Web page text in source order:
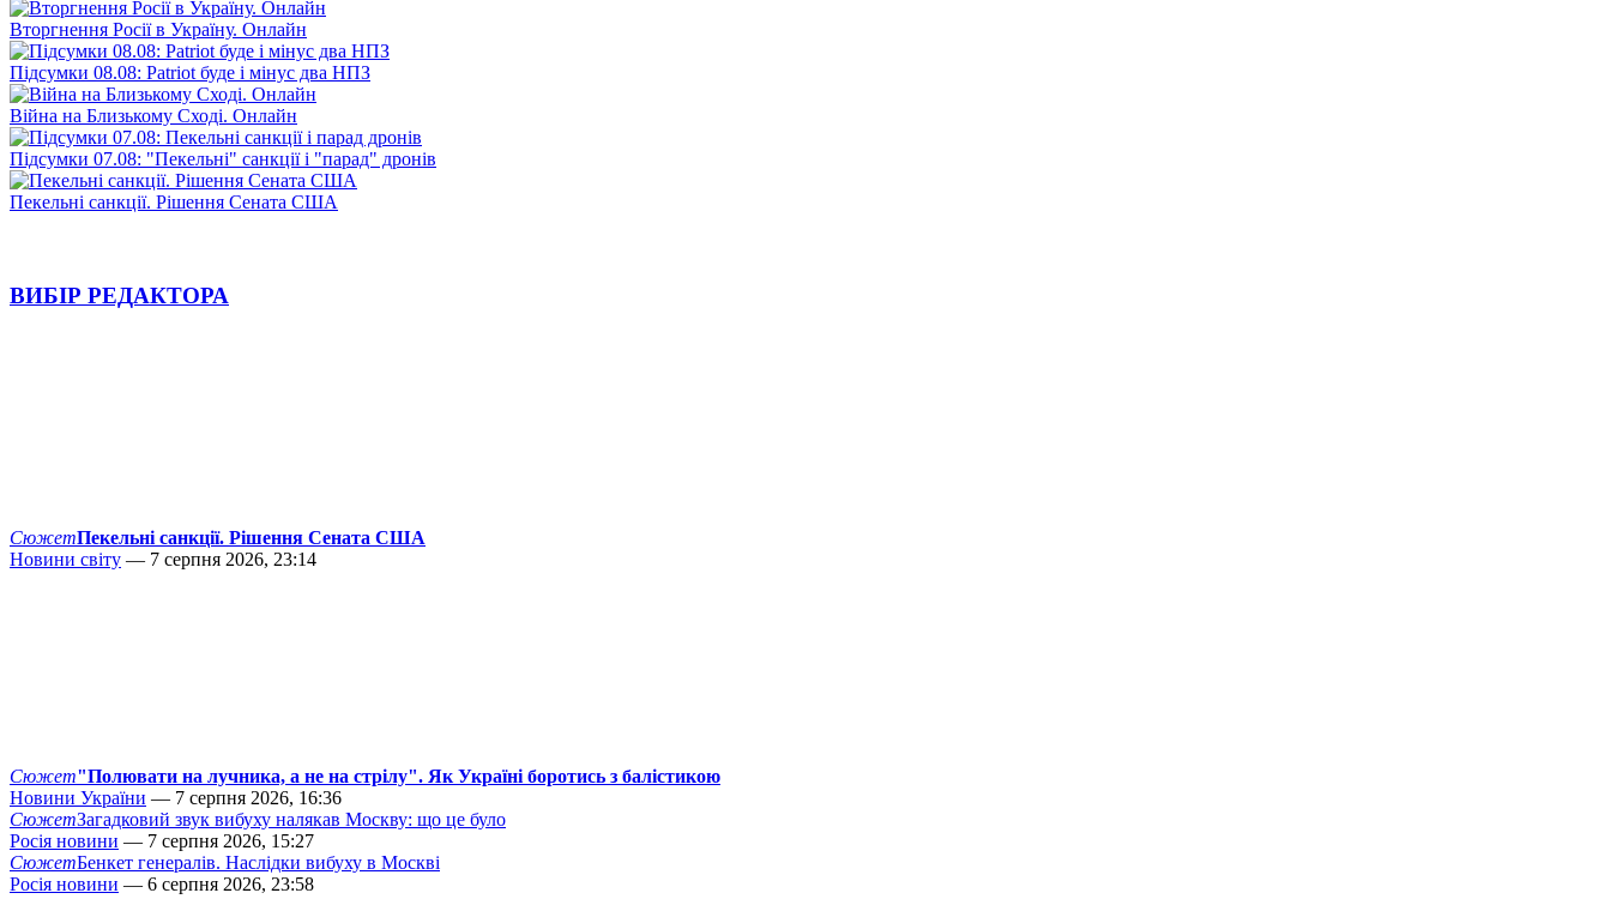
Вторгнення Росії в Україну. Онлайн
Підсумки 08.08: Patriot буде і мінус два НПЗ
Війна на Близькому Сході. Онлайн
Підсумки 07.08: "Пекельні" санкції і "парад" дронів
Пекельні санкції. Рішення Сената США
ВИБІР РЕДАКТОРА
СюжетПекельні санкції. Рішення Сената США
Новини світу — 7 серпня 2026, 23:14
Сюжет"Полювати на лучника, а не на стрілу". Як Україні боротись з балістикою
Новини України — 7 серпня 2026, 16:36
СюжетЗагадковий звук вибуху налякав Москву: що це було
Росія новини — 7 серпня 2026, 15:27
СюжетБенкет генералів. Наслідки вибуху в Москві
Росія новини — 6 серпня 2026, 23:58